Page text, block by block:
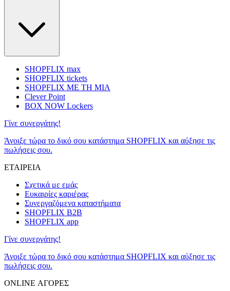
SHOPFLIX max
SHOPFLIX tickets
SHOPFLIX ΜΕ ΤΗ ΜΙΑ
Clever Point
BOX NOW Lockers
Γίνε συνεργάτης!
Άνοιξε τώρα το δικό σου κατάστημα SHOPFLIX και αύξησε τις
πωλήσεις σου.
ΕΤΑΙΡΕΙΑ
Σχετικά με εμάς
Ευκαιρίες καριέρας
Συνεργαζόμενα καταστήματα
SHOPFLIX B2B
SHOPFLIX app
Γίνε συνεργάτης!
Άνοιξε τώρα το δικό σου κατάστημα SHOPFLIX και αύξησε τις
πωλήσεις σου.
ONLINE ΑΓΟΡΕΣ